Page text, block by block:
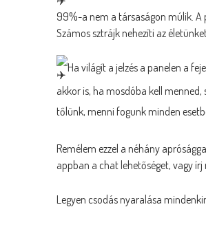
99%-a nem a társaságon múlik. A
Számos sztrájk nehezíti az
Ha világít a jelzés a panelen a
akkor is, ha mosdóba kell menned,
tőlünk, menni fogunk minden
Remélem ezzel a néhány
appban a chat lehetőséget, vagy írj
Legyen csodás nyaralása